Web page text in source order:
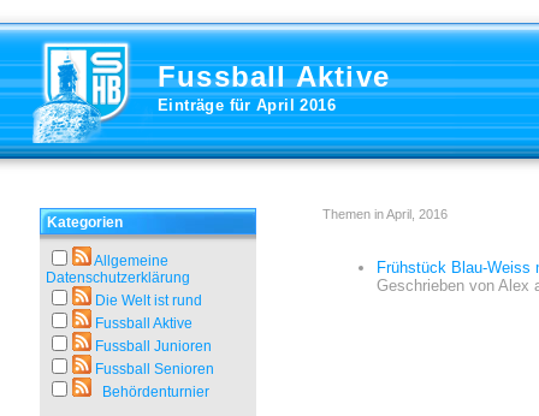
Fussball Aktive
Einträge für April 2016
Kategorien
Allgemeine
Datenschutzerklärung
Die Welt ist rund
Fussball Aktive
Fussball Junioren
Fussball Senioren
Behördenturnier
Themen in April, 2016
Frühstück Blau-Weiss
Geschrieben von Alex